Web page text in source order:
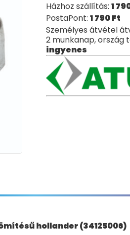
Házhoz szállítás: 1
PostaPont: 1 790Ft
Személyes átvétel
2 munkanap, ország
ingyenes
hollander (34125006)